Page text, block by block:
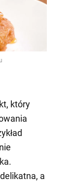
który
a